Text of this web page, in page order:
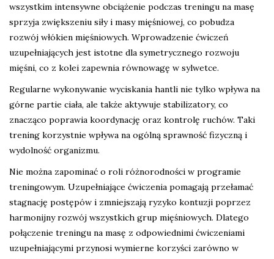
wszystkim intensywne obciążenie podczas treningu na masę
sprzyja zwiększeniu siły i masy mięśniowej, co pobudza
rozwój włókien mięśniowych. Wprowadzenie ćwiczeń
uzupełniających jest istotne dla symetrycznego rozwoju
mięśni, co z kolei zapewnia równowagę w sylwetce.
Regularne wykonywanie wyciskania hantli nie tylko wpływa na
górne partie ciała, ale także aktywuje stabilizatory, co
znacząco poprawia koordynację oraz kontrolę ruchów. Taki
trening korzystnie wpływa na ogólną sprawność fizyczną i
wydolność organizmu.
Nie można zapominać o roli różnorodności w programie
treningowym. Uzupełniające ćwiczenia pomagają przełamać
stagnację postępów i zmniejszają ryzyko kontuzji poprzez
harmonijny rozwój wszystkich grup mięśniowych. Dlatego
połączenie treningu na masę z odpowiednimi ćwiczeniami
uzupełniającymi przynosi wymierne korzyści zarówno w